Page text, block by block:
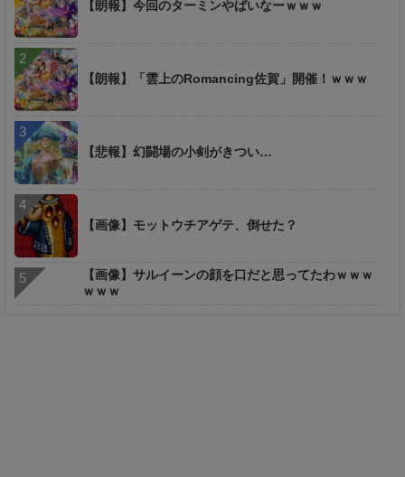
【朗報】今回のターミンやばいなーｗｗｗ
【朗報】「雲上のRomancing佐賀」開催！ｗｗｗ
【悲報】幻闘場の小剣がきつい…
【画像】モットウチアゲテ、倒せた？
【画像】サルイーンの顔を口だと思ってたわｗｗｗ
ｗｗｗ